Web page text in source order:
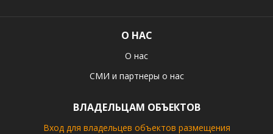
О НАС
О нас
СМИ и партнеры о нас
ВЛАДЕЛЬЦАМ ОБЪЕКТОВ
Вход для владельцев объектов размещения